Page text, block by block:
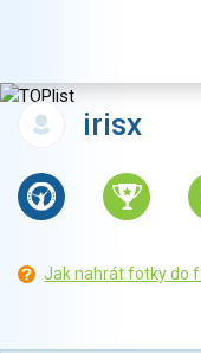
irisx
Jak nahrát fotky do